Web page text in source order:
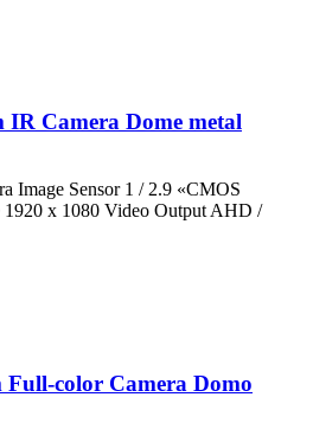
Camera Dome metal
Image Sensor 1 / 2.9 «CMOS
1920 x 1080 Video Output AHD /
color Camera Domo